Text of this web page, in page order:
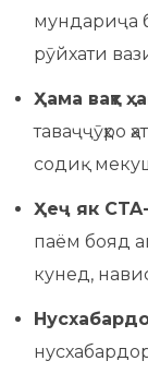
мундариҷа
рӯйхати
Ҳама вақт
таваҷҷӯҳро
содиқ
Ҳеҷ як
паём бояд
кунед,